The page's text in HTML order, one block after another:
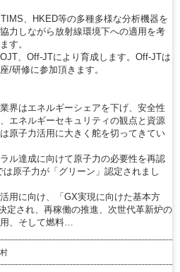
、HKED等の多種多様な分析機器を
力しながら放射線環境下への適用を考
す。
、Off-JTにより育成します。Off-JTは
/研修に参加頂きます。
界はエネルギーシェアを下げ、安全性
エネルギーセキュリティの観点と資源
原子力活用に大きく舵を切ってきてい
ル達成に向けて原子力の必要性を再認
原子力が「グリーン」認定されまし
用に向け、「GX実現に向けた基本方
定され、再稼働の推進、次世代革新炉の
、そして燃料…